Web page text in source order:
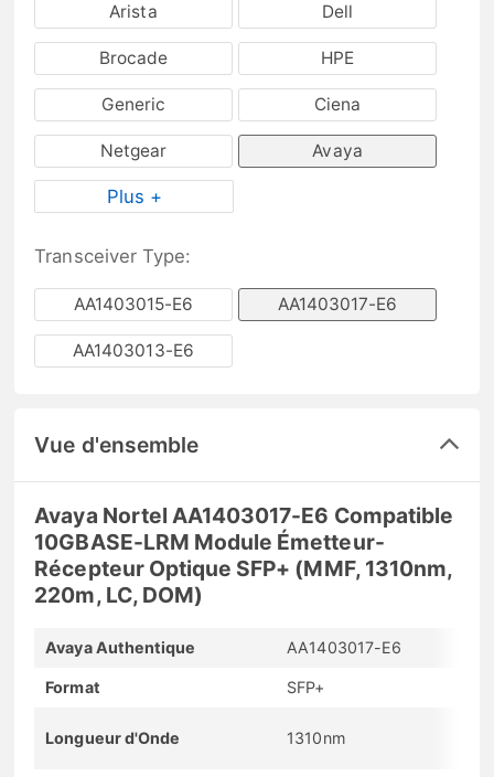
Arista Dell
Brocade HPE
Generic Ciena
Netgear Avaya
Plus +
Transceiver Type:
AA1403015-E6 AA1403017-E6
AA1403013-E6
Vue d'ensemble
Avaya Nortel AA1403017-E6 Compatible
10GBASE-LRM Module Émetteur-
Récepteur Optique SFP+ (MMF, 1310nm,
220m, LC, DOM)
Avaya Authentique AA1403017-E6
Format SFP+
Longueur d'Onde 1310nm